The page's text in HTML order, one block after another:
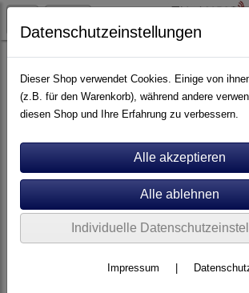
Artikel nach Marken P - Z Zavfino
Datenschutzeinstellungen
Dieser Shop verwendet Cookies. Einige von
(z.B. für den Warenkorb), während andere
diesen Shop und Ihre Erfahrung zu verbessern.
Individuelle
Impressum